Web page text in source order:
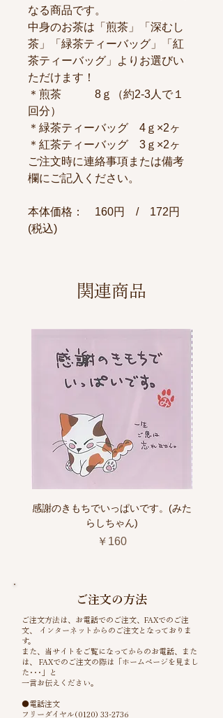
なる商品です。
中身のお茶は「煎茶」「深むし
茶」「緑茶ティーバッグ」「紅
茶ティーバッグ」よりお選びい
ただけます！
＊煎茶 8ｇ（約2-3人で１
回分）
＊緑茶ティーバッグ 4ｇ×2ヶ
＊紅茶ティーバッグ 3ｇ×2ヶ
ご注文時に連絡事項または備考
欄にご記入ください。
本体価格： 160円 / 172円
(税込)
関連商品
感謝のきもちでいっぱいです。(みた
らしちゃん)
価格
￥160
ご注文の方法
ご注文方法は、お電話でのご注文、FAXでのご注
文、 インターネットからのご注文となっておりま
す。
また、当サイトをご覧になってからのお電話、また
は、 FAXでのご注文の際は「ホームページを見まし
た･･･」と
一言お伝えください。
●電話注文
フリーダイヤル(0120) 33-2736